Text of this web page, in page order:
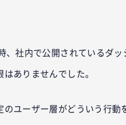
、社内で公開されているダッ
ありませんでした。
ユーザー層がどういう行動